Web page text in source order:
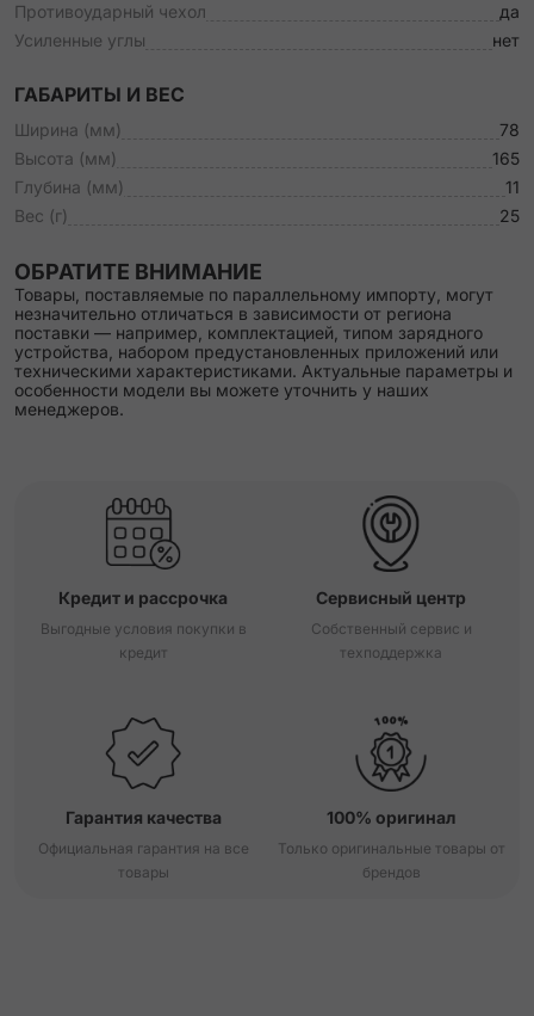
Противоударный чехол
да
Усиленные углы
нет
ГАБАРИТЫ И ВЕС
Ширина (мм)
78
Высота (мм)
165
Глубина (мм)
11
Вес (г)
25
ОБРАТИТЕ ВНИМАНИЕ
Товары, поставляемые по параллельному импорту, могут
незначительно отличаться в зависимости от региона
поставки — например, комплектацией, типом зарядного
устройства, набором предустановленных приложений или
техническими характеристиками. Актуальные параметры и
особенности модели вы можете уточнить у наших
менеджеров.
Кредит и рассрочка
Выгодные условия покупки в
кредит
Сервисный центр
Собственный сервис и
техподдержка
Гарантия качества
Официальная гарантия на все
товары
100% оригинал
Только оригинальные товары от
брендов